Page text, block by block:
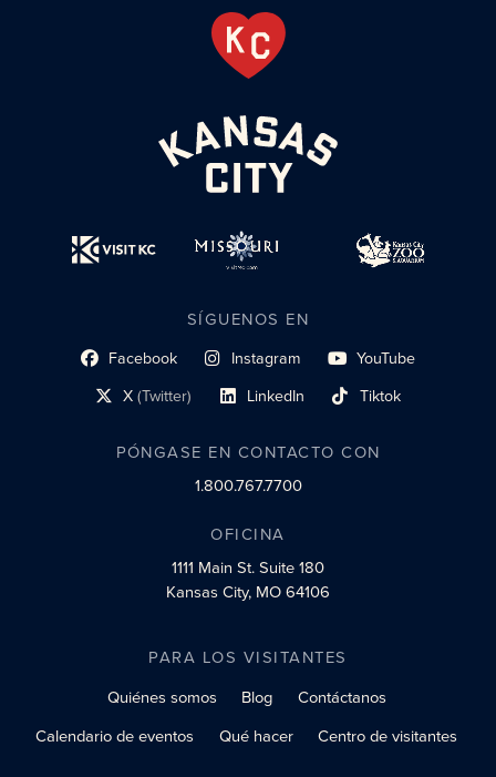
SÍGUENOS EN
Facebook
enlace al perfil social Instagram
enlace de perfil social YouTube
enlace de perfil social
X(Twitter)
enlace al perfil social LinkedIn
enlace al perfil social Tiktok
enlace al perfil social
PÓNGASE EN CONTACTO CON
1.800.767.7700
OFICINA
1111 Main St.Suite 180
Kansas City, MO 64106
PARA LOS VISITANTES
Quiénes somos
Blog
Contáctanos
Calendario de eventos
Qué hacer Centro de visitantes